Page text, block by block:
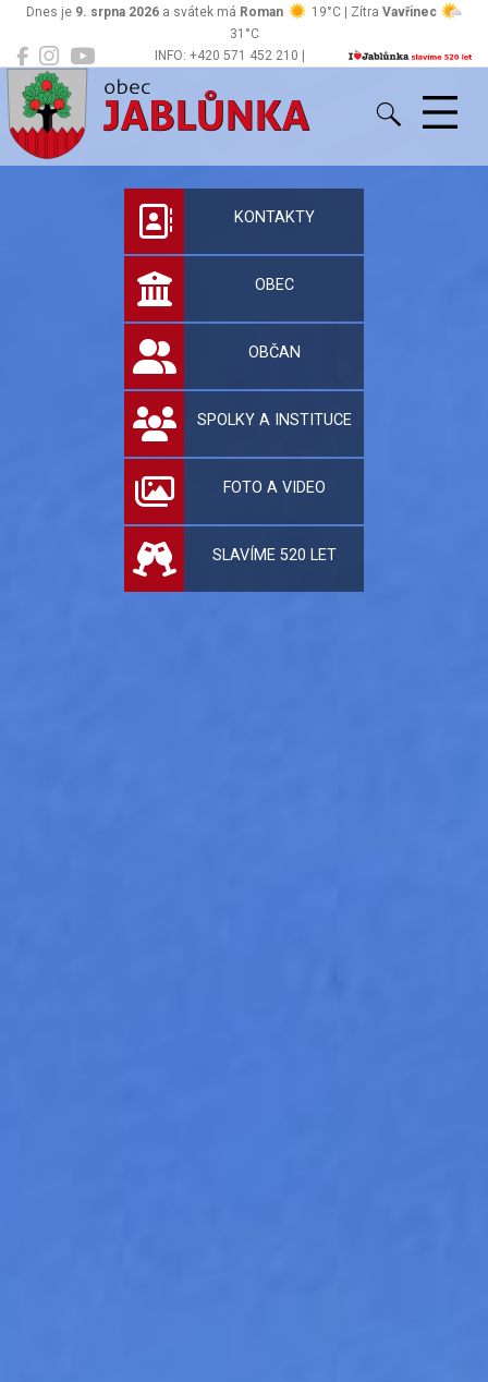
INFO: +420 571 452 210 |
Dnes je 9. srpna 2026 a svátek má Roman 19°C | Zítra Vavřinec
31°C
Jablůnka
Oficiální stránky
KONTAKTY
OBEC
OBČAN
SPOLKY A INSTITUCE
FOTO A VIDEO
SLAVÍME 520 LET